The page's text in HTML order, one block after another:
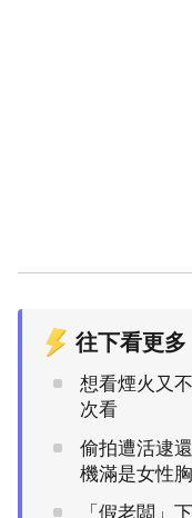
往下看更多
想看煙火又
次看
偷拍遭活逮
機滿是女性
「假老闆」